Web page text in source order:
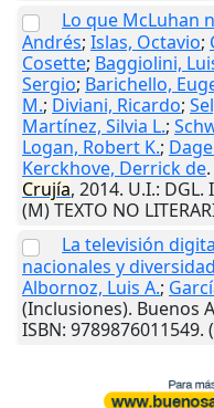
Lo que McLuhan
Andrés; Islas, Octavio;
Cosette; Baggiolini,
Sergio; Barichello,
M.; Diviani, Ricardo;
Martínez, Silvia L.;
Logan, Robert K.;
Kerckhove, Derrick de
Crujía, 2014. U.I.: DGL.
(M) TEXTO NO
La televisión
nacionales y
Albornoz, Luis A.;
(Inclusiones). Buenos
ISBN: 9789876011549.